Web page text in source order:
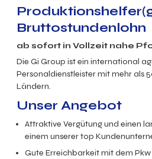
Bruttostundenlohn
ab sofort in Vollzeit nahe
Die Gi Group ist ein international
Personaldienstleister mit mehr als
Ländern.
Unser Angebot
Attraktive Vergütung und einen
einem unserer top
Gute Erreichbarkeit mit dem